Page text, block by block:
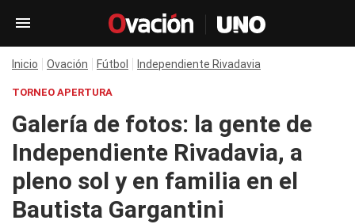
Inicio Ovación Fútbol Independiente Rivadavia
TORNEO APERTURA
Galería de fotos: la gente de
Independiente Rivadavia, a
pleno sol y en familia en el
Bautista Gargantini